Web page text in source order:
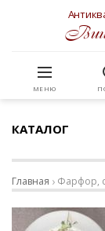
МЕНЮ
КАТАЛОГ
Главная Фарфор,